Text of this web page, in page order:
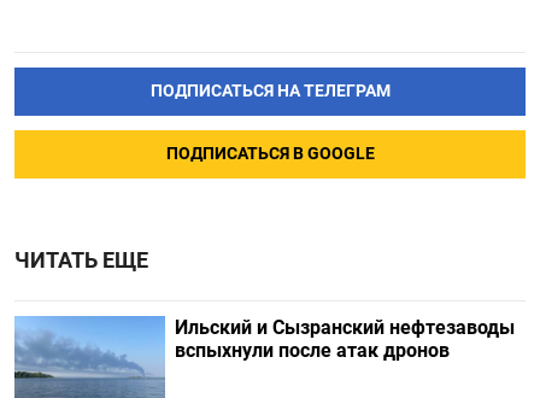
ПОДПИСАТЬСЯ НА ТЕЛЕГРАМ
ПОДПИСАТЬСЯ В GOOGLE
ЧИТАТЬ ЕЩЕ
Ильский и Сызранский нефтезаводы
вспыхнули после атак дронов